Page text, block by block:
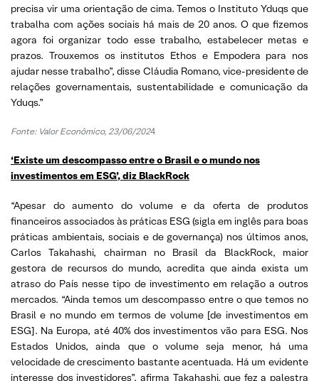
precisa vir uma orientação de cima. Temos o Instituto Yduqs que
trabalha com ações sociais há mais de 20 anos. O que fizemos
agora foi organizar todo esse trabalho, estabelecer metas e
prazos. Trouxemos os institutos Ethos e Empodera para nos
ajudar nesse trabalho”, disse Cláudia Romano, vice-presidente de
relações governamentais, sustentabilidade e comunicação da
Yduqs.”
Fonte: Valor Econômico, 23/06/2024
‘Existe um descompasso entre o Brasil e o mundo nos
investimentos em ESG’, diz BlackRock
“Apesar do aumento do volume e da oferta de produtos
financeiros associados às práticas ESG (sigla em inglês para boas
práticas ambientais, sociais e de governança) nos últimos anos,
Carlos Takahashi, chairman no Brasil da BlackRock, maior
gestora de recursos do mundo, acredita que ainda exista um
atraso do País nesse tipo de investimento em relação a outros
mercados. “Ainda temos um descompasso entre o que temos no
Brasil e no mundo em termos de volume [de investimentos em
ESG]. Na Europa, até 40% dos investimentos vão para ESG. Nos
Estados Unidos, ainda que o volume seja menor, há uma
velocidade de crescimento bastante acentuada. Há um evidente
interesse dos investidores”, afirma Takahashi, que fez a palestra